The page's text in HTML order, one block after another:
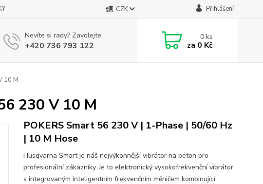
CZK Přihlášení
Nevíte si rady? Zavolejte.
+420 736 793 122
0ks
za 0 Kč
10 M
230 V 10 M
POKERS Smart 56 230 V | 1-Phase | 50/60 Hz
| 10 M Hose
Husqvarna Smart je náš nejvýkonnější vibrátor na beton pro
profesionální zákazníky. Je to elektronický vysokofrekvenční vibrátor
s integrovaným inteligentním frekvenčním měničem kombinující